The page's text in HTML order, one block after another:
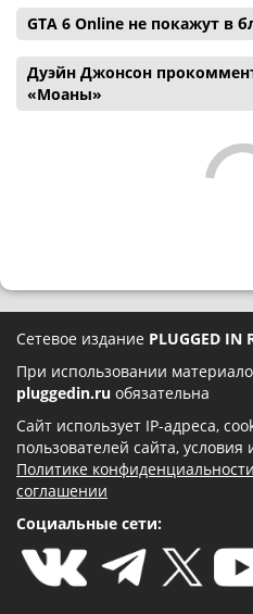
GTA 6 Online не покажут в
Дуэйн Джонсон
«Моаны»
Сетевое издание PLUGGED IN
При использовании
pluggedin.ru обязательна
Сайт использует IP-адреса,
пользователей сайта,
Политике конфиденциальности
соглашении
Социальные сети: